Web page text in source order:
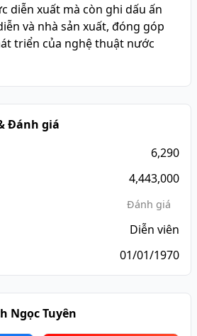
diễn xuất mà còn ghi dấu ấn
và nhà sản xuất, đóng góp
triển của nghệ thuật nước
Đánh giá
6,290
4,443,000
Đánh giá
Diễn viên
01/01/1970
Ngọc Tuyên